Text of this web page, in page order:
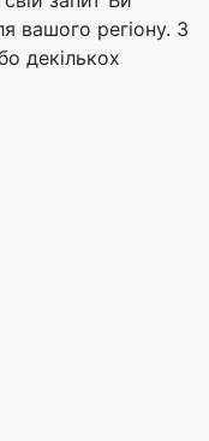
вашого регіону. З
декількох